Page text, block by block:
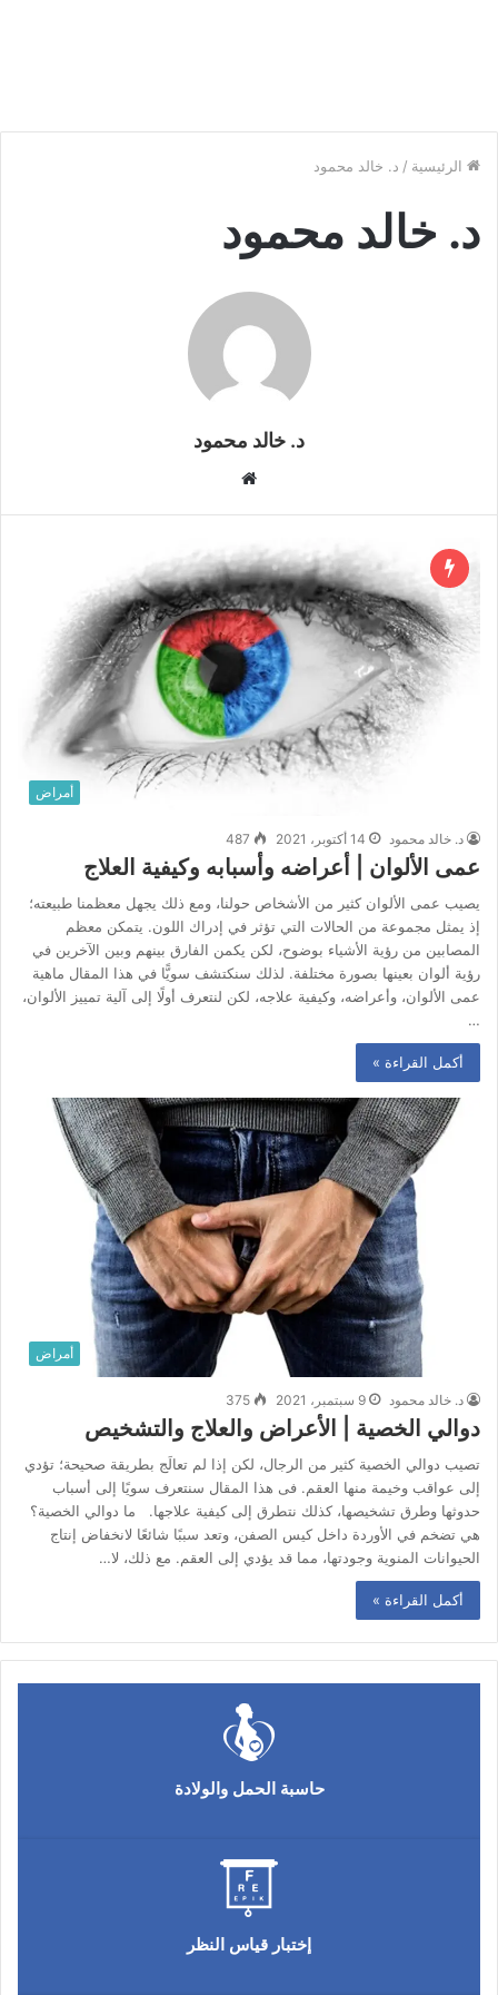
الرئيسية / د. خالد محمود
د. خالد محمود
د. خالد محمود
ع
ا
ل
و
ب
أمراض
د. خالد محمود 14 أكتوبر، 2021 487
عمى الألوان | أعراضه وأسبابه وكيفية العلاج
يصيب عمى الألوان كثير من الأشخاص حولنا، ومع ذلك يجهل معظمنا طبيعته؛
إذ يمثل مجموعة من الحالات التي تؤثر في إدراك اللون. يتمكن معظم
المصابين من رؤية الأشياء بوضوح، لكن يكمن الفارق بينهم وبين الآخرين في
رؤية ألوان بعينها بصورة مختلفة. لذلك سنكتشف سويًّا في هذا المقال ماهية
عمى الألوان، وأعراضه، وكيفية علاجه، لكن لنتعرف أولًا إلى آلية تمييز الألوان،
…
أكمل القراءة »
أمراض
د. خالد محمود 9 سبتمبر، 2021 375
دوالي الخصية | الأعراض والعلاج والتشخيص
تصيب دوالي الخصية كثير من الرجال، لكن إذا لم تعالَج بطريقة صحيحة؛ تؤدي
إلى عواقب وخيمة منها العقم. فى هذا المقال سنتعرف سويًا إلى أسباب
حدوثها وطرق تشخيصها، كذلك نتطرق إلى كيفية علاجها. ما دوالي الخصية؟
هي تضخم في الأوردة داخل كيس الصفن، وتعد سببًا شائعًا لانخفاض إنتاج
الحيوانات المنوية وجودتها، مما قد يؤدي إلى العقم. مع ذلك، لا…
أكمل القراءة »
حاسبة الحمل والولادة
إختبار قياس النظر